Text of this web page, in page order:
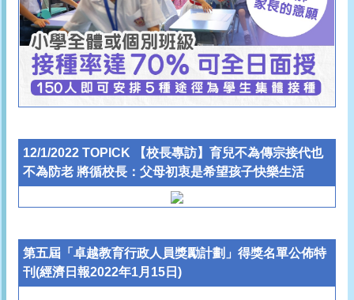
12/1/2022 TOPICK 【校長專訪】育兒不為傳宗接代也
不為防老 將循校長：父母初衷是希望孩子快樂生活
第五屆「卓越教育行政人員獎勵計劃」得獎名單公佈特
刊(經濟日報2022年1月15日)